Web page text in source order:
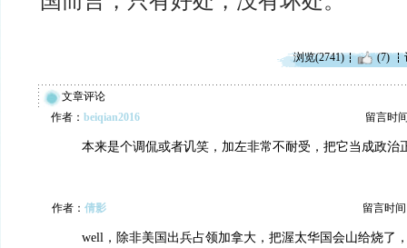
浏览(2741) (7)
文章评论
作者： beiqian2016 留言时
本来是个调侃或者讥笑，加左非常不耐受，把它当成政治
作者： 倩影 留言时间
well，除非美国出兵占领加拿大，把渥太华国会山给烧了